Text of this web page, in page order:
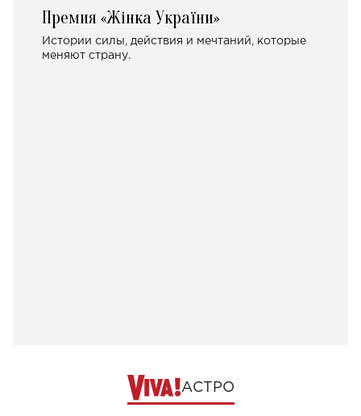
Премия «Жінка України»
Истории силы, действия и мечтаний, которые
меняют страну.
АСТРО